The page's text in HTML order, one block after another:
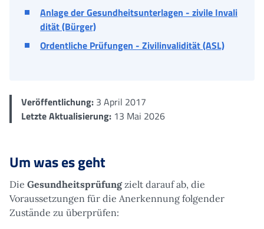
Veröffentlichung: 3 April 2017
Letzte Aktualisierung: 13 Mai 2026
Um was es geht
Die Gesundheitsprüfung zielt darauf ab, die
Voraussetzungen für die Anerkennung folgender
Zustände zu überprüfen:
Anlage der Gesundheitsunterlagen - zivile Invali
dität (Bürger)
Ordentliche Prüfungen - Zivilinvalidität (ASL)